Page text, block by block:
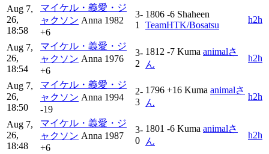
Aug 7,
26,
18:58
マイケル・義愛・ジ
ャクソン Anna 1982
+6
3-
1
1806 -6 Shaheen
TeamHTK/Bosatsu
h2h
Aug 7,
26,
18:54
マイケル・義愛・ジ
ャクソン Anna 1976
+6
3-
2
1812 -7 Kuma animalさ
ん
h2h
Aug 7,
26,
18:50
マイケル・義愛・ジ
ャクソン Anna 1994
-19
2-
3
1796 +16 Kuma animalさ
ん
h2h
Aug 7,
26,
18:48
マイケル・義愛・ジ
ャクソン Anna 1987
+6
3-
0
1801 -6 Kuma animalさ
ん
h2h